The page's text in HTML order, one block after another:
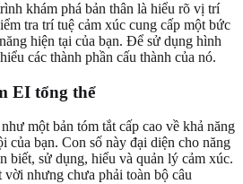
khám phá bản thân là hiểu rõ vị trí
tra trí tuệ cảm xúc cung cấp một bức
hiện tại của bạn. Để sử dụng hình
các thành phần cấu thành của nó.
EI tổng thể
một bản tóm tắt cấp cao về khả năng
của bạn. Con số này đại diện cho năng
biết, sử dụng, hiểu và quản lý cảm xúc.
nhưng chưa phải toàn bộ câu